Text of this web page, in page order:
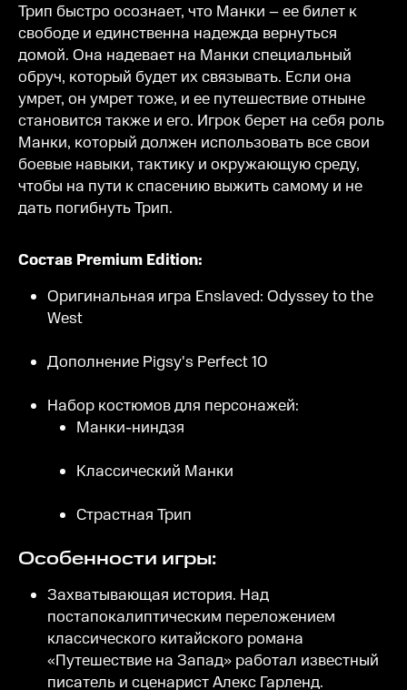
Трип быстро осознает, что Манки – ее билет к
свободе и единственна надежда вернуться
домой. Она надевает на Манки специальный
обруч, который будет их связывать. Если она
умрет, он умрет тоже, и ее путешествие отныне
становится также и его. Игрок берет на себя роль
Манки, который должен использовать все свои
боевые навыки, тактику и окружающую среду,
чтобы на пути к спасению выжить самому и не
дать погибнуть Трип.
Состав Premium Edition:
Оригинальная игра Enslaved: Odyssey to the
West
Дополнение Pigsy's Perfect 10
Набор костюмов для персонажей:
Манки-ниндзя
Классический Манки
Страстная Трип
Особенности игры:
Захватывающая история. Над
постапокалиптическим переложением
классического китайского романа
«Путешествие на Запад» работал известный
писатель и сценарист Алекс Гарленд.